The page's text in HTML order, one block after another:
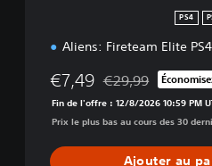
PS4
Aliens: Fireteam Elite
€7,49 Remise par
€29,99
Fin de l'offre : 12/8/2026 10:59 PM
Prix le plus bas au cours des 30
Ajouter au